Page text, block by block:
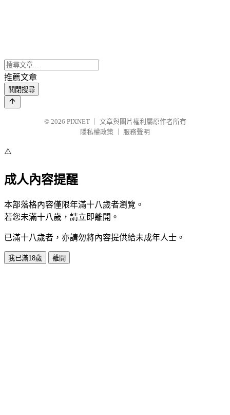
推薦文章
關閉搜尋
© 2026 PIXNET
文章與圖片權利屬原作者所有
隱私權政策
服務聲明
⚠️
成人內容提醒
本部落格內容僅限年滿十八歲者瀏覽。
若您未滿十八歲，請立即離開。
已滿十八歲者，亦請勿將內容提供給未成年人士。
我已滿18歲 離開